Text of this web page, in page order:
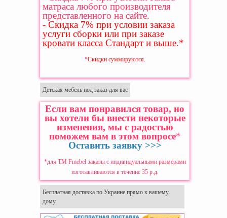
матраса любого производителя
представленного на сайте.
- Скидка 7% при условии заказа
услуги сборки или при заказе
кровати класса Стандарт и выше.*
*Скидки суммируются.
Детская мебель под заказ для вас
Если вам понравился товар, но
вы хотели бы внести некоторые
изменения, мы с радостью
поможем вам в этом вопросе*
Оставить заявку >>>
*для ТМ Fmebel заказы с индивидуальными размерами
изготавливаются в течение 35 р.д.
Бесплатная доставка по Украине прямо к вашему
дому